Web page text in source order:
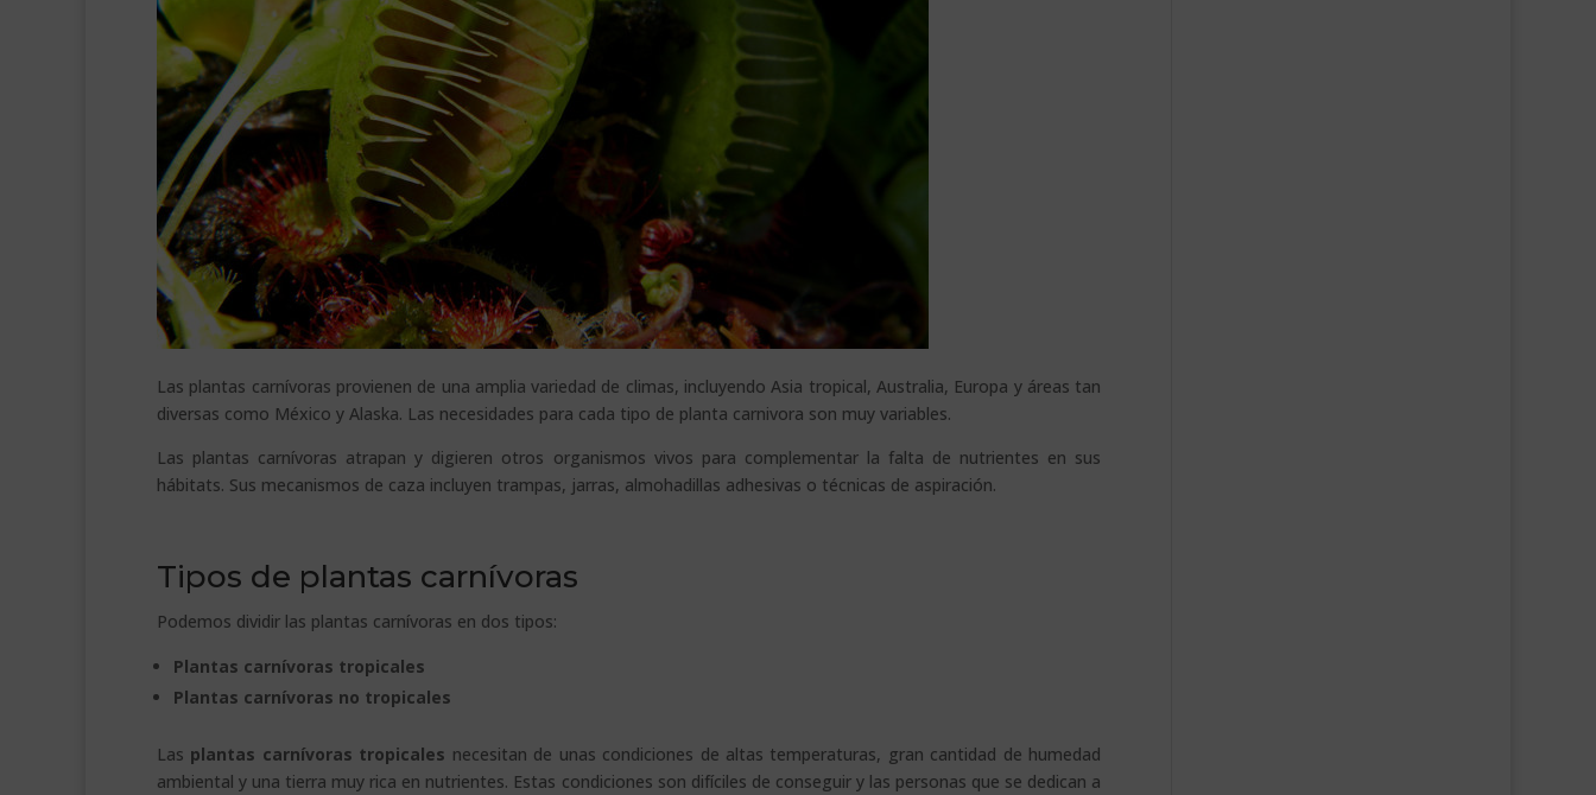
Las plantas carnívoras provienen de una amplia variedad de climas, incluyendo Asia tropical, Australia, Europa y áreas tan
diversas como México y Alaska. Las necesidades para cada tipo de planta carnivora son muy variables.
Las plantas carnívoras atrapan y digieren otros organismos vivos para complementar la falta de nutrientes en sus
hábitats. Sus mecanismos de caza incluyen trampas, jarras, almohadillas adhesivas o técnicas de aspiración.
Tipos de plantas carnívoras
Podemos dividir las plantas carnívoras en dos tipos:
Plantas carnívoras tropicales
Plantas carnívoras no tropicales
Las plantas carnívoras tropicales necesitan de unas condiciones de altas temperaturas, gran cantidad de humedad
ambiental y una tierra muy rica en nutrientes. Estas condiciones son difíciles de conseguir y las personas que se dedican a